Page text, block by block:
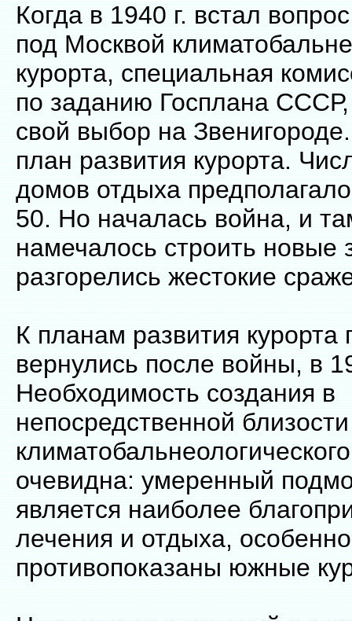
Когда в 1940 г. встал
под Москвой
курорта, специальная
по заданию Госплана
свой выбор на
план развития курорта.
домов отдыха
50. Но началась война, и
намечалось строить новые
разгорелись жестокие
К планам развития курорта
вернулись после войны, в
Необходимость создания в
непосредственной
очевидна: умеренный
является наиболее
лечения и отдыха,
противопоказаны южные